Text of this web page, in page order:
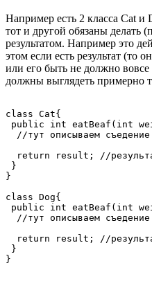
Например есть 2 класса Cat и
тот и другой обязаны делать
результатом. Например это
этом если есть результат (то
или его быть не должно
должны выглядеть примерно
class Cat{
public int eatBeaf(int
  //тут описываем съедение
return result; //
}
}
class Dog{
public int eatBeaf(int
  //тут описываем съедение
return result; //
}
}